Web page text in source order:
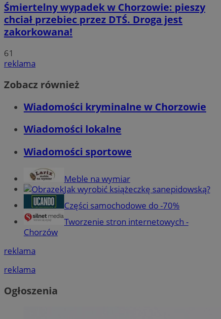
Śmiertelny wypadek w Chorzowie: pieszy
chciał przebiec przez DTŚ. Droga jest
zakorkowana!
61
reklama
Zobacz również
Wiadomości kryminalne w Chorzowie
Wiadomości lokalne
Wiadomości sportowe
Meble na wymiar
Jak wyrobić książeczkę sanepidowską?
Części samochodowe do -70%
Tworzenie stron internetowych -
Chorzów
reklama
reklama
Ogłoszenia